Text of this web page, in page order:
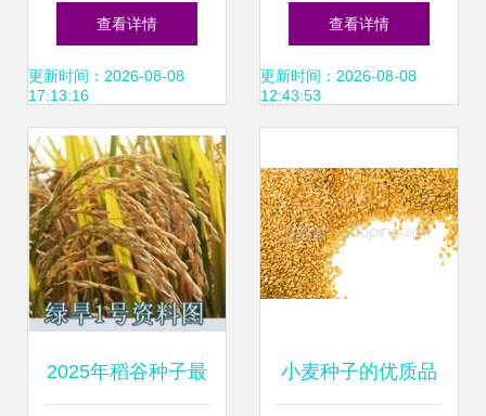
“种业振兴行动方
案”助力农业“芯”发
展
查看详情
更新时间：2026-08-08
17:13:16
ppt课件ppt
查看详情
更新时间：2026-08-08
12:43:53
2025年稻谷种子最 小麦种子的优质品